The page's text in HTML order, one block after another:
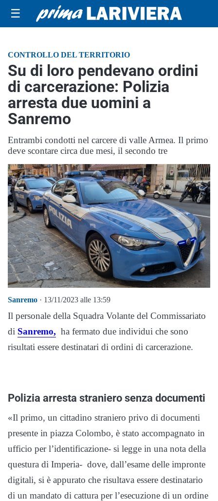
☰
CONTROLLO DEL TERRITORIO
Su di loro pendevano ordini
di carcerazione: Polizia
arresta due uomini a
Sanremo
Entrambi condotti nel carcere di valle Armea. Il primo
deve scontare circa due mesi, il secondo tre
Sanremo · 13/11/2023 alle 13:59
Il personale della Squadra Volante del Commissariato
di Sanremo, ha fermato due individui che sono
risultati essere destinatari di ordini di carcerazione.
Polizia arresta straniero senza documenti
«Il primo, un cittadino straniero privo di documenti
presente in piazza Colombo, è stato accompagnato in
ufficio per l’identificazione- si legge in una nota della
questura di Imperia- dove, dall’esame delle impronte
digitali, si è appurato che risultava essere destinatario
di un mandato di cattura per l’esecuzione di un ordine